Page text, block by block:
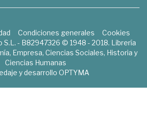
Condiciones generales
Cookies
S.L. - B82947326 © 1948 - 2018. Librería
Empresa, Ciencias Sociales, Historia y
Ciencias Humanas
y desarrollo OPTYMA